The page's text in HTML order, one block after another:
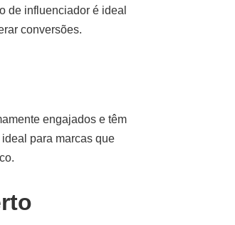
de influenciador é ideal
conversões.
engajados e têm
para marcas que